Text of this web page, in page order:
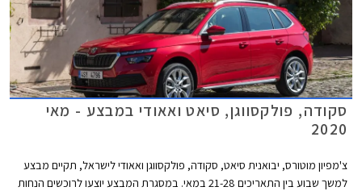
סקודה, פולקסווגן, סיאט ואאודי במבצע - מאי
2020
צ'מפיון מוטורס, יבואנית סיאט, סקודה, פולקסווגן ואאודי לישראל, תקיים מבצע
למשך שבוע בין התאריכים 21-28 במאי. במסגרת המבצע יוצעו לרוכשים הנחות